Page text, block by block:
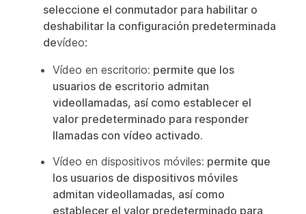
seleccione el conmutador para habilitar o
deshabilitar la configuración predeterminada
devídeo:
Vídeo en escritorio: permite que los
usuarios de escritorio admitan
videollamadas, así como establecer el
valor predeterminado para responder
llamadas con vídeo activado.
Vídeo en dispositivos móviles: permite que
los usuarios de dispositivos móviles
admitan videollamadas, así como
establecer el valor predeterminado para